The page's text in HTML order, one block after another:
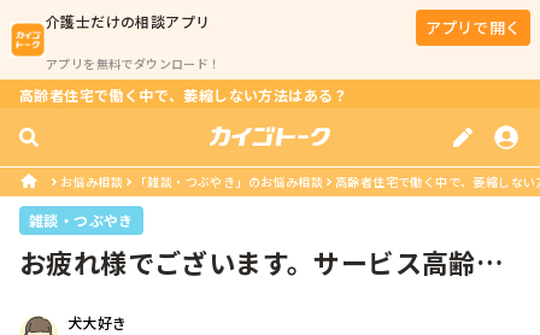
介護士だけの相談アプリ
アプリを無料でダウンロード！
アプリで開く
高齢者住宅で働く中で、萎縮しない方法はある？
お悩み相談 「雑談・つぶやき」のお悩み相談 高齢者住宅で働く中で、萎縮しない
雑談・つぶやき
お疲れ様でございます。サービス高齢者
犬大好き